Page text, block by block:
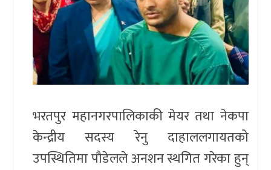
भरतपुर महानगरपालिकाकी मेयर तथा नेकपा
केन्द्रीय सदस्य रेनु दाहाललगायतको
उपस्थितिमा पौडेलले अनशन स्थगित गरेका हुन्